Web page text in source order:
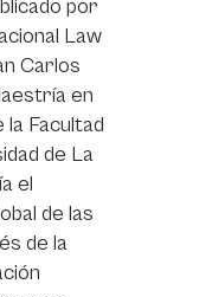
por
Law
Carlos
en
Facultad
de La
el
de las
de la